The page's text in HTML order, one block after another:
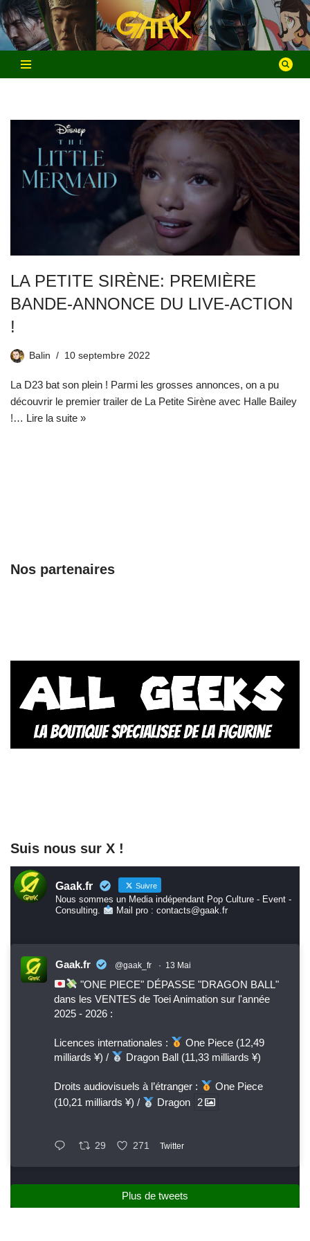
Aller
au
contenu
LA PETITE SIRÈNE: PREMIÈRE
BANDE-ANNONCE DU LIVE-ACTION
!
Balin 10 septembre 2022
La D23 bat son plein ! Parmi les grosses annonces, on a pu
découvrir le premier trailer de La Petite Sirène avec Halle Bailey
!… Lire la suite »
Nos partenaires
Suis nous sur X !
Gaak.fr Suivre
Nous sommes un Media indépendant Pop Culture - Event -
Consulting.
Mail pro : contacts@gaak.fr
Gaak.fr @gaak_fr · 13 Mai
"ONE PIECE" DÉPASSE "DRAGON BALL"
dans les VENTES de Toei Animation sur l'année
2025 - 2026 :
Licences internationales :
One Piece (12,49
milliards ¥) /
Dragon Ball (11,33 milliards ¥)
Droits audiovisuels à l’étranger :
One Piece
(10,21 milliards ¥) /
Dragon 2
29 271 Twitter
Plus de tweets